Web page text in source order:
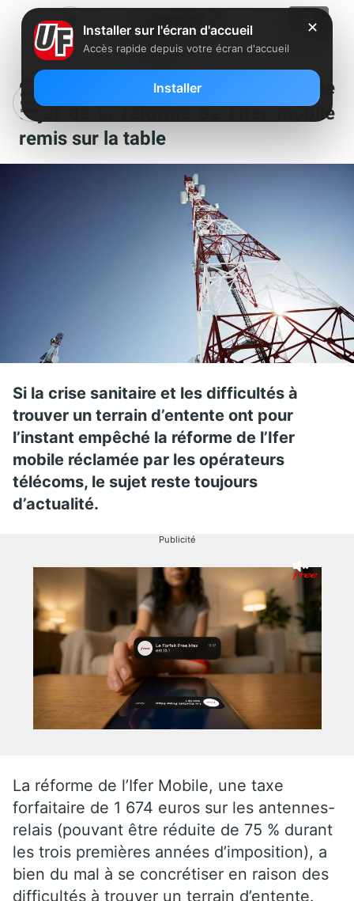
Orange, Free, Bouygues et SFR : le
sujet de la réforme de l’Ifer mobile
remis sur la table
Si la crise sanitaire et les difficultés à
trouver un terrain d’entente ont pour
l’instant empêché la réforme de l’Ifer
mobile réclamée par les opérateurs
télécoms, le sujet reste toujours
d’actualité.
Publicité
La réforme de l’Ifer Mobile, une taxe
forfaitaire de 1 674 euros sur les antennes-
relais (pouvant être réduite de 75 % durant
les trois premières années d’imposition), a
bien du mal à se concrétiser en raison des
difficultés à trouver un terrain d’entente.
✕
Installer sur l'écran d'accueil
Accès rapide depuis votre écran d'accueil
Installer